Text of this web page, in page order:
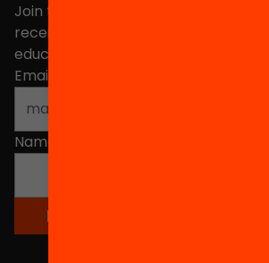
Join the more than 40,000 people
receive news about initiatives and
educational change in Catalonia.
Email address
Name